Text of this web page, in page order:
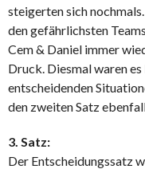
steigerten sich
den gefährlichsten
Cem & Daniel immer
Druck. Diesmal waren
entscheidenden
den zweiten Satz
3. Satz:
Der Entscheidungssatz